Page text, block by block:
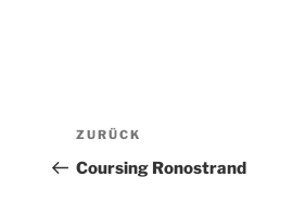
Beitragsnavigation
Vorheriger
Beitrag
ZURÜCK
Coursing Ronostrand